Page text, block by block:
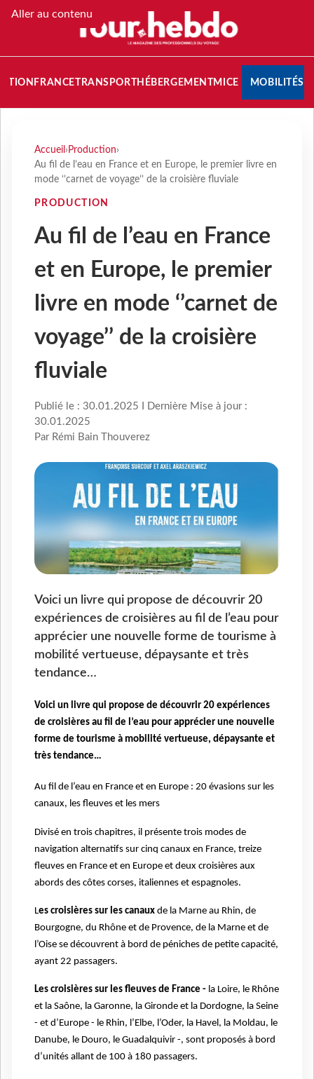
Aller au contenu
FRANCETRANSPORT HÉBERGEMENTMICE MOBILITÉS
Accueil › Production›
Au fil de l’eau en France et en Europe, le premier livre en
mode ‘’carnet de voyage’’ de la croisière fluviale
PRODUCTION
Au fil de l’eau en France
et en Europe, le premier
livre en mode ‘’carnet de
voyage’’ de la croisière
fluviale
Publié le : 30.01.2025 I Dernière Mise à jour :
30.01.2025
Par Rémi Bain Thouverez
Voici un livre qui propose de découvrir 20
expériences de croisières au fil de l’eau pour
apprécier une nouvelle forme de tourisme à
mobilité vertueuse, dépaysante et très
tendance…
Voici un livre qui propose de découvrir 20 expériences
de croisières au fil de l’eau pour apprécier une nouvelle
forme de tourisme à mobilité vertueuse, dépaysante et
très tendance…
Au fil de l’eau en France et en Europe : 20 évasions sur les
canaux, les fleuves et les mers
Divisé en trois chapitres, il présente trois modes de
navigation alternatifs sur cinq canaux en France, treize
fleuves en France et en Europe et deux croisières aux
abords des côtes corses, italiennes et espagnoles.
Les croisières sur les canaux de la Marne au Rhin, de
Bourgogne, du Rhône et de Provence, de la Marne et de
l’Oise se découvrent à bord de péniches de petite capacité,
ayant 22 passagers.
Les croisières sur les fleuves de France - la Loire, le Rhône
et la Saône, la Garonne, la Gironde et la Dordogne, la Seine
- et d’Europe - le Rhin, l’Elbe, l’Oder, la Havel, la Moldau, le
Danube, le Douro, le Guadalquivir -, sont proposés à bord
d’unités allant de 100 à 180 passagers.